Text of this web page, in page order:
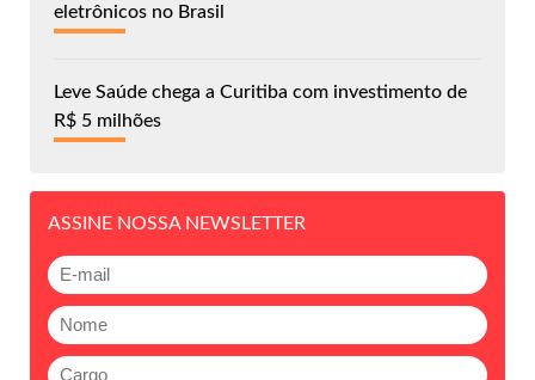
eletrônicos no Brasil
Leve Saúde chega a Curitiba com investimento de
R$ 5 milhões
ASSINE NOSSA NEWSLETTER